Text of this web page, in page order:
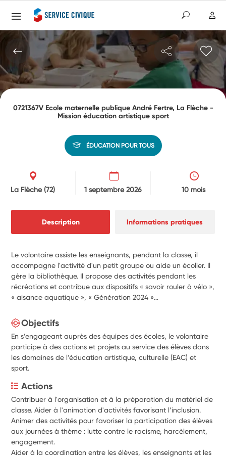
0721367V Ecole maternelle publique André Fertre, La Flèche -
Mission éducation artistique sport
ÉDUCATION POUR TOUS
La Flèche(72) 1 septembre 2026 10 mois
Description Informations pratiques
Le volontaire assiste les enseignants, pendant la classe, il
accompagne l'activité d'un petit groupe ou aide un écolier. Il
gère la bibliothèque. Il propose des activités pendant les
récréations et contribue aux dispositifs « savoir rouler à vélo »,
« aisance aquatique », « Génération 2024 »…
Objectifs
En s’engageant auprès des équipes des écoles, le volontaire
participe à des actions et projets au service des élèves dans
les domaines de l’éducation artistique, culturelle (EAC) et
sport.
Actions
Contribuer à l'organisation et à la préparation du matériel de
classe. Aider à l'animation d'activités favorisant l’inclusion.
Animer des activités pour favoriser la participation des élèves
aux journées à thème : lutte contre le racisme, harcèlement,
engagement.
Aider à la coordination entre les élèves, les enseignants et les